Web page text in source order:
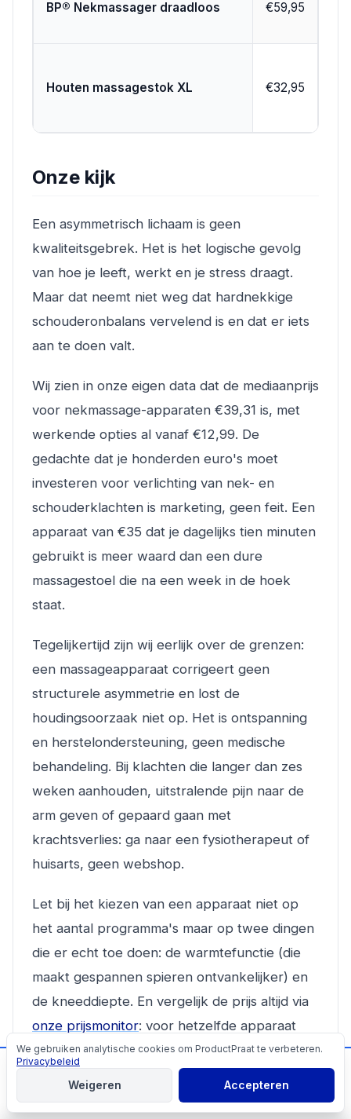
BP® Nekmassager draadloos €59,95
Houten massagestok XL €32,95
Onze kijk
Een asymmetrisch lichaam is geen
kwaliteitsgebrek. Het is het logische gevolg
van hoe je leeft, werkt en je stress draagt.
Maar dat neemt niet weg dat hardnekkige
schouderonbalans vervelend is en dat er iets
aan te doen valt.
Wij zien in onze eigen data dat de mediaanprijs
voor nekmassage-apparaten €39,31 is, met
werkende opties al vanaf €12,99. De
gedachte dat je honderden euro's moet
investeren voor verlichting van nek- en
schouderklachten is marketing, geen feit. Een
apparaat van €35 dat je dagelijks tien minuten
gebruikt is meer waard dan een dure
massagestoel die na een week in de hoek
staat.
Tegelijkertijd zijn wij eerlijk over de grenzen:
een massageapparaat corrigeert geen
structurele asymmetrie en lost de
houdingsoorzaak niet op. Het is ontspanning
en herstelondersteuning, geen medische
behandeling. Bij klachten die langer dan zes
weken aanhouden, uitstralende pijn naar de
arm geven of gepaard gaan met
krachtsverlies: ga naar een fysiotherapeut of
huisarts, geen webshop.
Let bij het kiezen van een apparaat niet op
het aantal programma's maar op twee dingen
die er echt toe doen: de warmtefunctie (die
maakt gespannen spieren ontvankelijker) en
de kneeddiepte. En vergelijk de prijs altijd via
onze prijsmonitor: voor hetzelfde apparaat
lopen de prijzen tussen webshops soms
tientallen euro's uiteen.
Cookies
We gebruiken analytische cookies om ProductPraat te verbeteren.
Privacybeleid
Weigeren Accepteren
📬Mis geen producttips!
Aanmelden